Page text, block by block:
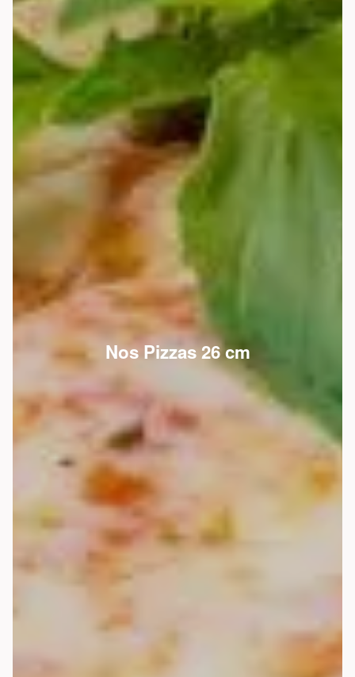
Nos Pizzas 26 cm